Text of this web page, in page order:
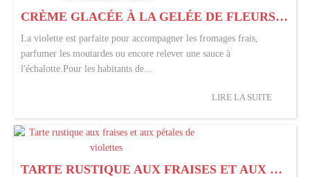
CRÈME GLACÉE À LA GELÉE DE FLEURS DE VIOLETTES ET MASCARPONE
La violette est parfaite pour accompagner les fromages frais,
parfumer les moutardes ou encore relever une sauce à
l'échalotte.Pour les habitants de...
LIRE LA SUITE
TARTE RUSTIQUE AUX FRAISES ET AUX PÉTALES DE VIOLETTES